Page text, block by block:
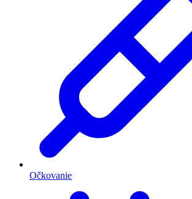
Očkovanie